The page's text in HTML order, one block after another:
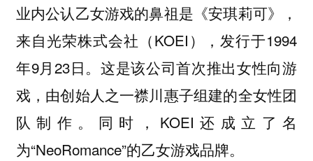
业内公认乙女游戏的鼻祖是《安琪莉可》，
来自光荣株式会社（KOEI），发行于1994
年9月23日。这是该公司首次推出女性向游
戏，由创始人之一襟川惠子组建的全女性团
队制作。同时，KOEI还成立了名
为“NeoRomance”的乙女游戏品牌。